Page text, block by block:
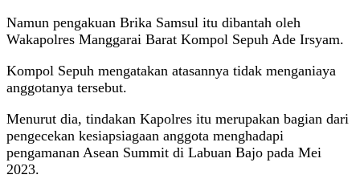
Namun pengakuan Brika Samsul itu dibantah oleh
Wakapolres Manggarai Barat Kompol Sepuh Ade Irsyam.
Kompol Sepuh mengatakan atasannya tidak menganiaya
anggotanya tersebut.
Menurut dia, tindakan Kapolres itu merupakan bagian dari
pengecekan kesiapsiagaan anggota menghadapi
pengamanan Asean Summit di Labuan Bajo pada Mei
2023.